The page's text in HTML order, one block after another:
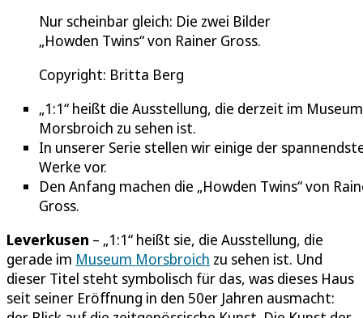
Nur scheinbar gleich: Die zwei Bilder
„Howden Twins“ von Rainer Gross.
Copyright: Britta Berg
„1:1“ heißt die Ausstellung, die derzeit im Museum
Morsbroich zu sehen ist.
In unserer Serie stellen wir einige der
Werke vor.
Den Anfang machen die „Howden Twins“ von
Gross.
Leverkusen – „1:1“ heißt sie, die Ausstellung, die
gerade im Museum Morsbroich zu sehen ist. Und
dieser Titel steht symbolisch für das, was dieses Haus
seit seiner Eröffnung in den 50er Jahren ausmacht: